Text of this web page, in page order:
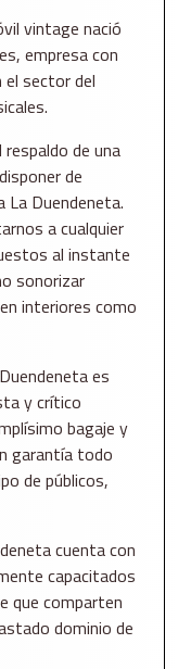
vintage nació
empresa con
el sector del
de una
de
La Duendeneta.
a cualquier
al instante
sonorizar
interiores como
es
y crítico
bagaje y
garantía todo
de públicos,
cuenta con
capacitados
que comparten
dominio de